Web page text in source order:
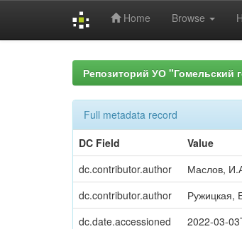
Home Browse
Репозиторий УО "Гомельский
Full metadata record
DC Field
Value
dc.contributor.author
Маслов,
dc.contributor.author
Ружицкая,
dc.date.accessioned
2022-03-